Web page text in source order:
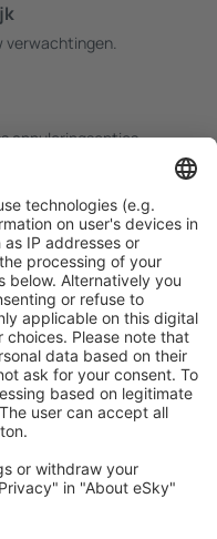
verwachtingen.
annuleringsopties.
voor
hotels,
en meer.
steden